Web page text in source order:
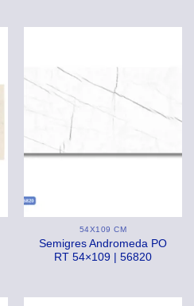
54X109 CM
Semigres Andromeda PO
RT 54×109 | 56820